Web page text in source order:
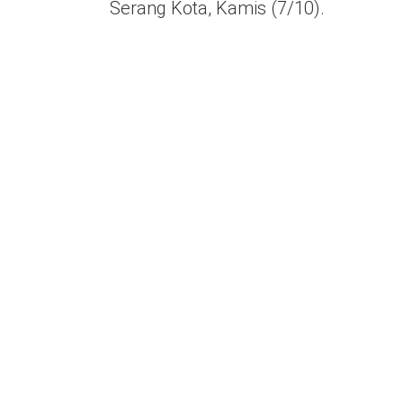
Serang Kota, Kamis (7/10).